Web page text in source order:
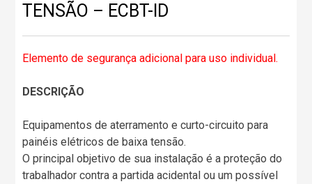
TENSÃO – ECBT-ID
Elemento de segurança adicional para uso individual.
DESCRIÇÃO
Equipamentos de aterramento e curto-circuito para
painéis elétricos de baixa tensão.
O principal objetivo de sua instalação é a proteção do
trabalhador contra a partida acidental ou um possível